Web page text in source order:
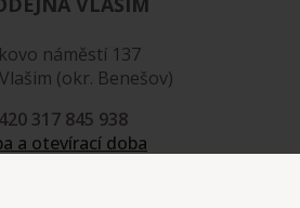
náměstí 137
(okr. Benešov)
317 845 938
a otevírací doba